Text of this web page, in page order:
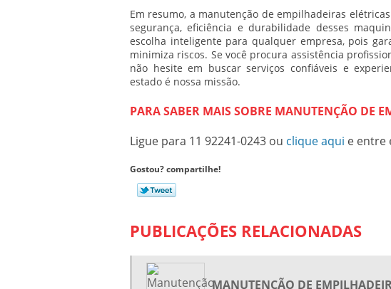
Em resumo, a manutenção de empilhadeiras
segurança, eficiência e durabilidade desses
escolha inteligente para qualquer empresa, pois
minimiza riscos. Se você procura assistência
não hesite em buscar serviços confiáveis e
estado é nossa missão.
PARA SABER MAIS SOBRE MANUTENÇÃO DE
Ligue para 11 92241-0243 ou clique aqui e entre
Gostou? compartilhe!
PUBLICAÇÕES RELACIONADAS
MANUTENÇÃO DE